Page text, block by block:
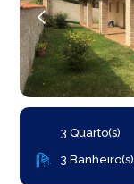
3 Quarto(s)
3 Banheiro(s)